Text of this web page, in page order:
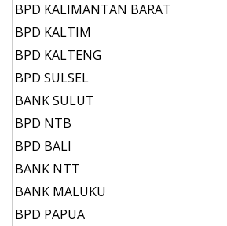
BPD KALIMANTAN BARAT
BPD KALTIM
BPD KALTENG
BPD SULSEL
BANK SULUT
BPD NTB
BPD BALI
BANK NTT
BANK MALUKU
BPD PAPUA